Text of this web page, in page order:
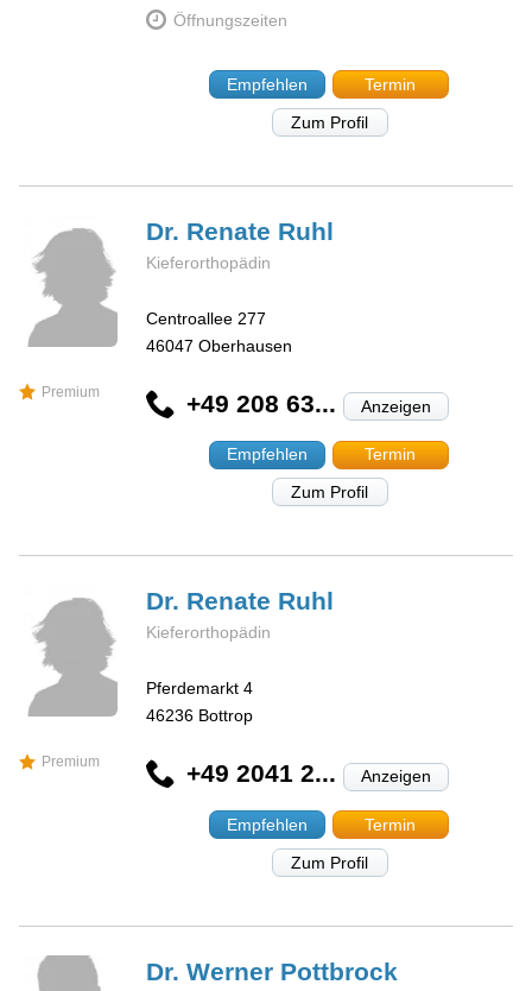
Öffnungszeiten
Empfehlen
Termin
Zum Profil
Premium
Dr. Renate Ruhl
Kieferorthopädin
Centroallee 277
46047 Oberhausen
+49 208 63... Anzeigen
Empfehlen
Termin
Zum Profil
Premium
Dr. Renate Ruhl
Kieferorthopädin
Pferdemarkt 4
46236 Bottrop
+49 2041 2... Anzeigen
Empfehlen
Termin
Zum Profil
Dr. Werner Pottbrock